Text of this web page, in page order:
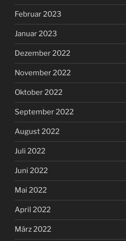
Februar 2023
Januar 2023
Dezember 2022
November 2022
Oktober 2022
September 2022
August 2022
Juli 2022
Juni 2022
Mai 2022
April 2022
März 2022